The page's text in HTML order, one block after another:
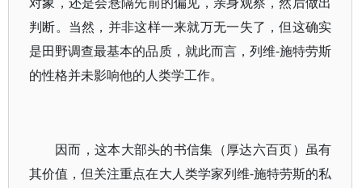
判断。当然，并非这样一来就万无一失了，但这确实
是田野调查最基本的品质，就此而言，列维-施特劳斯
的性格并未影响他的人类学工作。
因而，这本大部头的书信集（厚达六百页）虽有
其价值，但关注重点在大人类学家列维-施特劳斯的私